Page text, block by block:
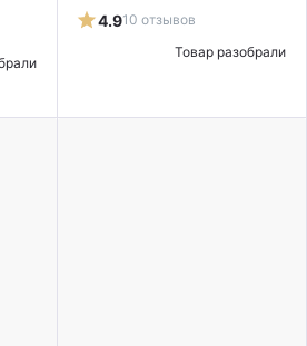
Товар разобрали
4.910 отзывов